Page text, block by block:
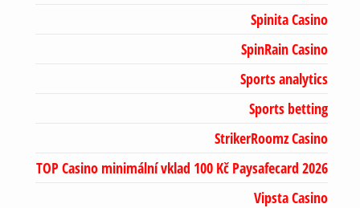
Spinita Casino
SpinRain Casino
Sports analytics
Sports betting
StrikerRoomz Casino
TOP Casino minimální vklad 100 Kč Paysafecard 2026
Vipsta Casino